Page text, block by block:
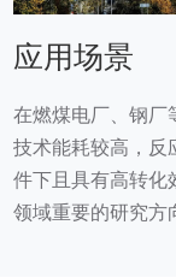
应用场景
在燃煤电厂、钢厂
技术能耗较高，反
件下且具有高转化
领域重要的研究方